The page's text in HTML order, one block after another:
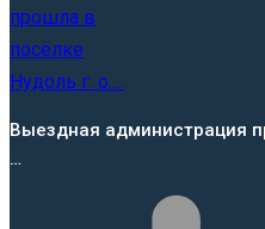
Выездная администрация
…